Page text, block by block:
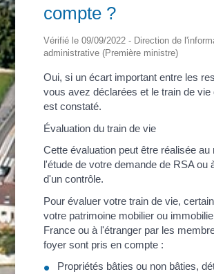
compte ?
Vérifié le 09/09/2022 - Direction de
administrative (Première ministre)
Oui, si un écart important entre les
vous avez déclarées et le train de vie
est constaté.
Évaluation du train de vie
Cette évaluation peut être réalisée au
l'étude de votre demande de RSA ou
d'un contrôle.
Pour évaluer votre train de vie,
votre patrimoine mobilier ou
France ou à l'étranger par les
foyer sont pris en compte :
Propriétés bâties ou non bâties,